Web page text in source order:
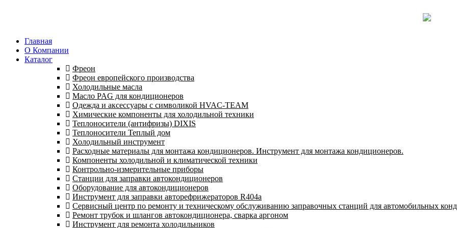
Главная
О Компании
Каталог
Фреон
Фреон европейского производства
Холодильные масла
Масло PAG для кондиционеров
Одежда и аксессуары с символикой HVAC-TEAM
Химические компоненты для холодильной техники
Теплоносители (антифризы) DIXIS
Теплоносители Теплый дом
Холодильный инструмент
Расходные материалы для монтажа кондиционеров. Инструмент для монтажа кондиционеров.
Компоненты холодильной и климатической техники
Контрольно-измерительные приборы
Станции для заправки автокондиционеров
Оборудование для автокондиционеров
Инструмент для заправки авторефрижераторов R404a
Сервисный центр по ремонту и техническому обслуживанию заправочных станций для автомобильных
Ремонт трубок и шлангов автокондиционера, сварка аргоном
Инструмент для ремонта холодильников